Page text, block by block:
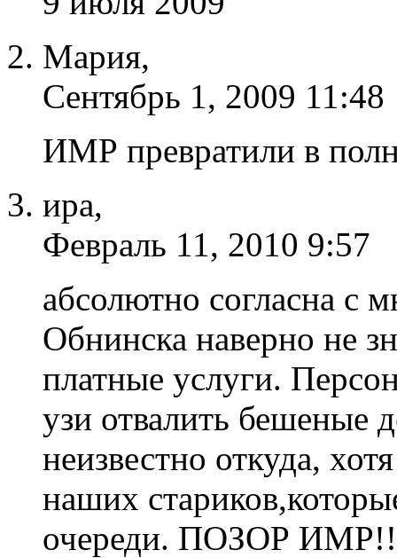
Мария,
Сентябрь 1, 2009 11:48
ИМР превратили в
ира,
Февраль 11, 2010 9:57
абсолютно согласна с
Обнинска наверно не
платные услуги.
узи отвалить бешеные
неизвестно откуда,
наших
очереди. ПОЗОР